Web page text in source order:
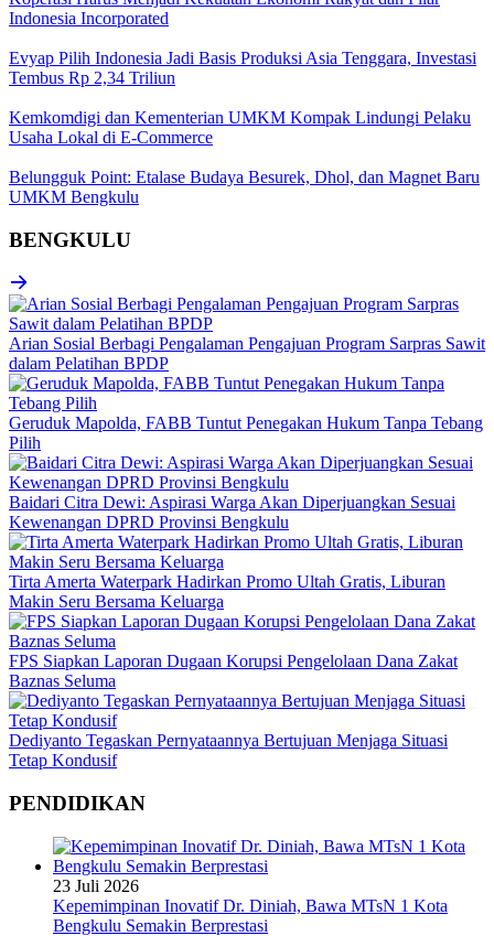
Indonesia Incorporated
Evyap Pilih Indonesia Jadi Basis Produksi Asia Tenggara, Investasi
Tembus Rp 2,34 Triliun
Kemkomdigi dan Kementerian UMKM Kompak Lindungi Pelaku
Usaha Lokal di E-Commerce
Belungguk Point: Etalase Budaya Besurek, Dhol, dan Magnet Baru
UMKM Bengkulu
BENGKULU
Arian Sosial Berbagi Pengalaman Pengajuan Program Sarpras Sawit
dalam Pelatihan BPDP
Geruduk Mapolda, FABB Tuntut Penegakan Hukum Tanpa Tebang
Pilih
Baidari Citra Dewi: Aspirasi Warga Akan Diperjuangkan Sesuai
Kewenangan DPRD Provinsi Bengkulu
Tirta Amerta Waterpark Hadirkan Promo Ultah Gratis, Liburan
Makin Seru Bersama Keluarga
FPS Siapkan Laporan Dugaan Korupsi Pengelolaan Dana Zakat
Baznas Seluma
Dediyanto Tegaskan Pernyataannya Bertujuan Menjaga Situasi
Tetap Kondusif
PENDIDIKAN
23 Juli 2026
Kepemimpinan Inovatif Dr. Diniah, Bawa MTsN 1 Kota
Bengkulu Semakin Berprestasi